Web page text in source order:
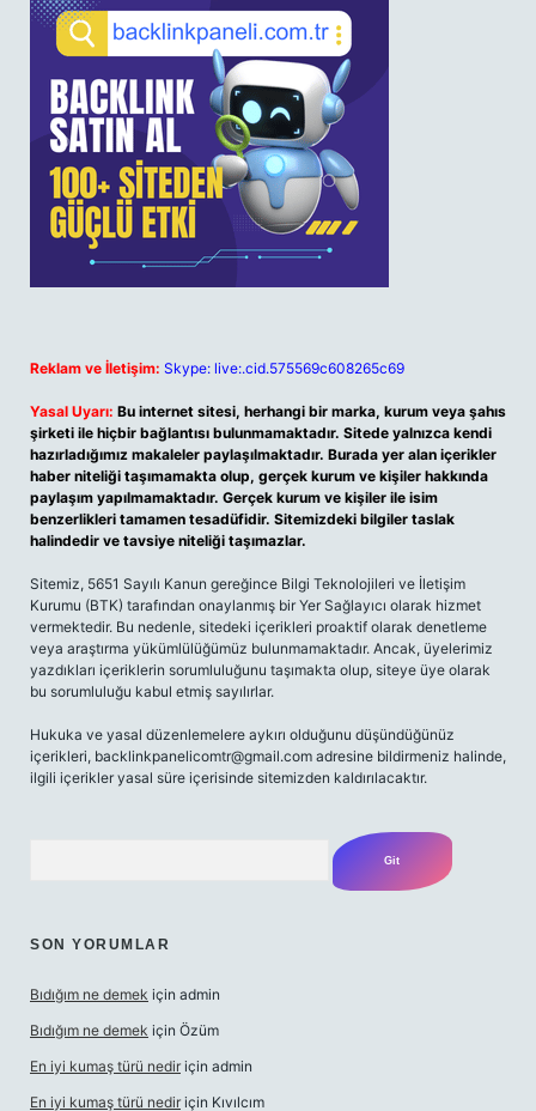
Reklam ve İletişim: Skype: live:.cid.575569c608265c69
Yasal Uyarı: Bu internet sitesi, herhangi bir marka, kurum veya şahıs
şirketi ile hiçbir bağlantısı bulunmamaktadır. Sitede yalnızca kendi
hazırladığımız makaleler paylaşılmaktadır. Burada yer alan içerikler
haber niteliği taşımamakta olup, gerçek kurum ve kişiler hakkında
paylaşım yapılmamaktadır. Gerçek kurum ve kişiler ile isim
benzerlikleri tamamen tesadüfidir. Sitemizdeki bilgiler taslak
halindedir ve tavsiye niteliği taşımazlar.
Sitemiz, 5651 Sayılı Kanun gereğince Bilgi Teknolojileri ve İletişim
Kurumu (BTK) tarafından onaylanmış bir Yer Sağlayıcı olarak hizmet
vermektedir. Bu nedenle, sitedeki içerikleri proaktif olarak denetleme
veya araştırma yükümlülüğümüz bulunmamaktadır. Ancak, üyelerimiz
yazdıkları içeriklerin sorumluluğunu taşımakta olup, siteye üye olarak
bu sorumluluğu kabul etmiş sayılırlar.
Hukuka ve yasal düzenlemelere aykırı olduğunu düşündüğünüz
içerikleri, backlinkpanelicomtr@gmail.com adresine bildirmeniz halinde,
ilgili içerikler yasal süre içerisinde sitemizden kaldırılacaktır.
SON YORUMLAR
Bıdığım ne demek için admin
Bıdığım ne demek için Özüm
En iyi kumaş türü nedir için admin
En iyi kumaş türü nedir için Kıvılcım